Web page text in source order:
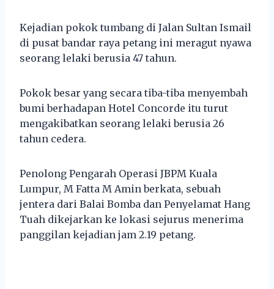
Kejadian pokok tumbang di Jalan Sultan Ismail
di pusat bandar raya petang ini meragut nyawa
seorang lelaki berusia 47 tahun.
Pokok besar yang secara tiba-tiba menyembah
bumi berhadapan Hotel Concorde itu turut
mengakibatkan seorang lelaki berusia 26
tahun cedera.
Penolong Pengarah Operasi JBPM Kuala
Lumpur, M Fatta M Amin berkata, sebuah
jentera dari Balai Bomba dan Penyelamat Hang
Tuah dikejarkan ke lokasi sejurus menerima
panggilan kejadian jam 2.19 petang.